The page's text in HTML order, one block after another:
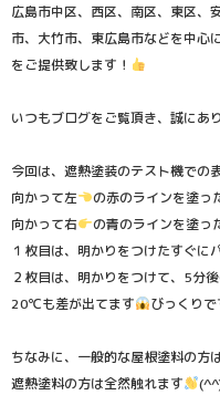
広島市中区、西区、南区、東区、
市、大竹市、東広島市などを中心
をご提供致します！
いつもブログをご覧頂き、誠にあ
今回は、遮熱塗装のテスト機での
向かって左
の赤のラインを塗っ
向かって右
の青のラインを塗っ
１枚目は、明かりをつけたすぐに
２枚目は、明かりをつけて、5分
20℃も差が出てます
びっくりで
ちなみに、一般的な屋根塗料の方
遮熱塗料の方は全然触れます